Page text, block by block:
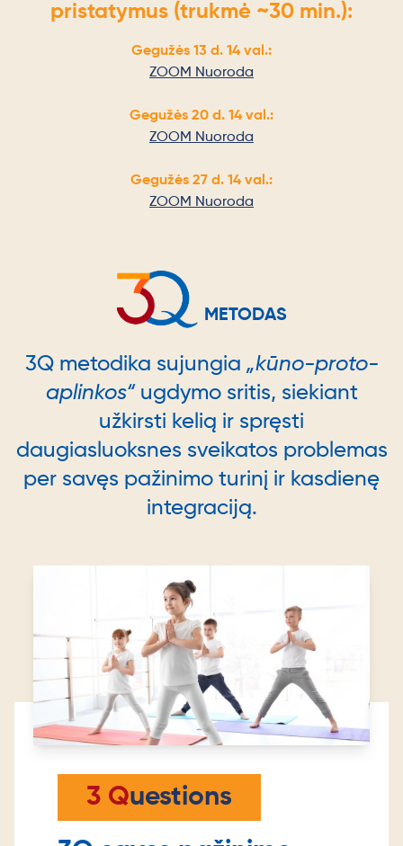
pristatymus (trukmė ~30 min.):
Gegužės 13 d. 14 val.:
ZOOM Nuoroda
Gegužės 20 d. 14 val.:
ZOOM Nuoroda
Gegužės 27 d. 14 val.:
ZOOM Nuoroda
METODAS
3Q metodika sujungia „kūno-proto-
aplinkos“ugdymo sritis, siekiant
užkirsti kelią ir spręsti
daugiasluoksnes sveikatos problemas
per savęs pažinimo turinį ir kasdienę
integraciją.
3 Questions